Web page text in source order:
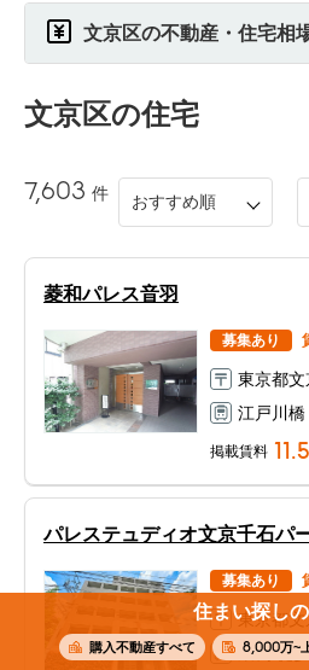
住まい探し
購入不動産すべて 8,000万~
文京区の不動産・住宅相
文京区の住宅
7,603 件 おすすめ順
菱和パレス音羽
募集あり
東京都
江戸川
掲載賃料 11.5
パレステュディオ文京千石パ
募集あり
東京都文
巣鴨 徒